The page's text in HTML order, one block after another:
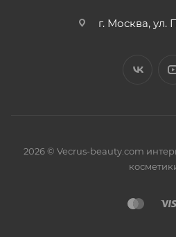
г. Москва, ул.
2026 © Vecrus-beauty.com